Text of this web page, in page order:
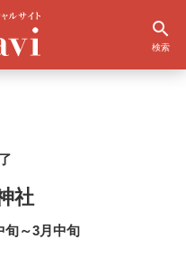
検索
社
旬～3月中旬